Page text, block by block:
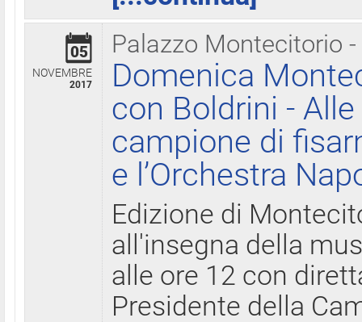
Palazzo Montecitorio
05
NOVEMBRE
2017
Domenica
con Boldrini -
campione di
e l’Orchestra
Edizione di
all'insegna della
alle ore 12 con
Presidente della